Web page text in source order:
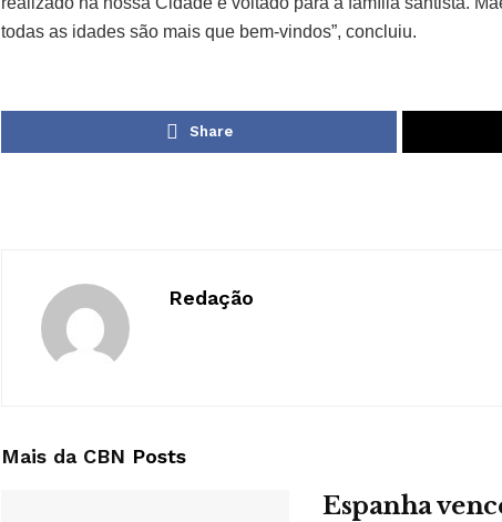
todas as idades são mais que bem-vindos”, concluiu.
Share
Redação
Mais da CBN Posts
Espanha